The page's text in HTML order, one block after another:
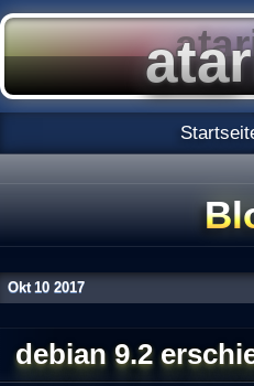
Okt 10 2017
debian 9.2